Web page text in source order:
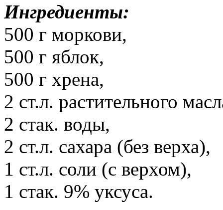
Ингредиенты:
500 г моркови,
500 г яблок,
500 г хрена,
2 ст.л. растительного
2 стак. воды,
2 ст.л. сахара (без верха),
1 ст.л. соли (с верхом),
1 стак. 9% уксуса.